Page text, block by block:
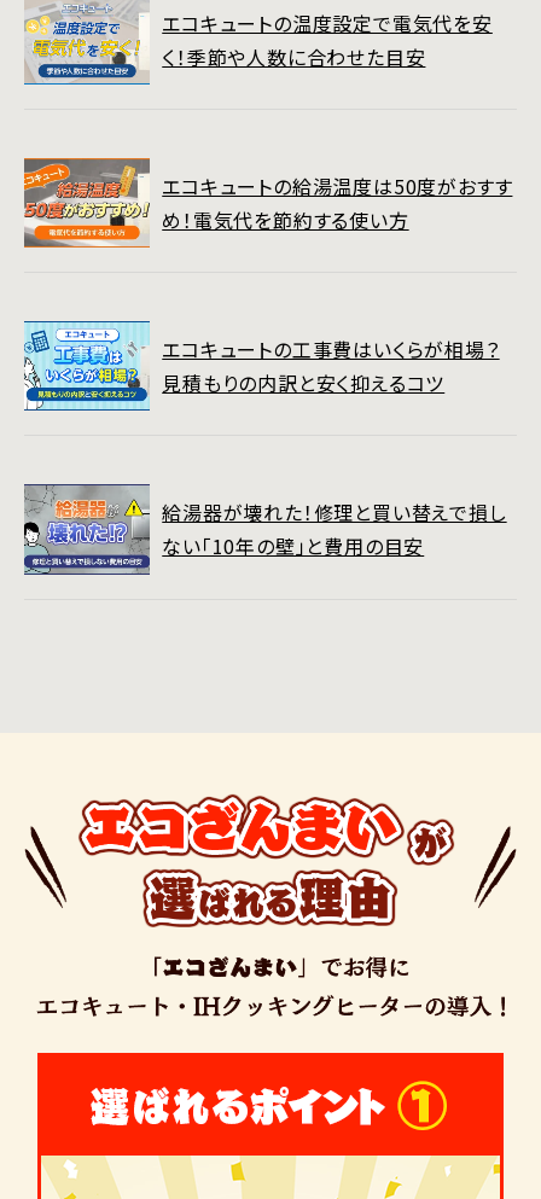
エコキュートの温度設定で電気代を安
く！季節や人数に合わせた目安
エコキュートの給湯温度は50度がおすす
め！電気代を節約する使い方
エコキュートの工事費はいくらが相場？
見積もりの内訳と安く抑えるコツ
給湯器が壊れた！修理と買い替えで損し
ない「10年の壁」と費用の目安